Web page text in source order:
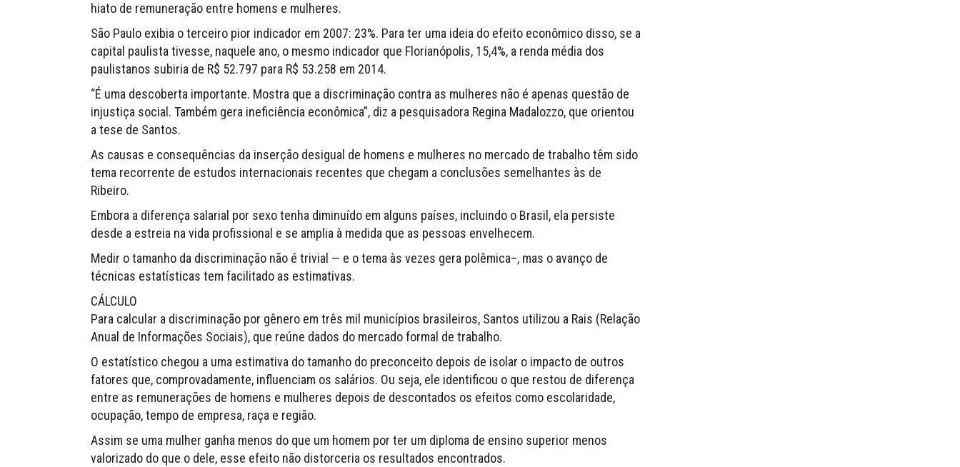
hiato de remuneração entre homens e mulheres.
São Paulo exibia o terceiro pior indicador em 2007: 23%. Para ter uma ideia do efeito econômico disso, se a
capital paulista tivesse, naquele ano, o mesmo indicador que Florianópolis, 15,4%, a renda média dos
paulistanos subiria de R$ 52.797 para R$ 53.258 em 2014.
“É uma descoberta importante. Mostra que a discriminação contra as mulheres não é apenas questão de
injustiça social. Também gera ineficiência econômica”, diz a pesquisadora Regina Madalozzo, que orientou
a tese de Santos.
As causas e consequências da inserção desigual de homens e mulheres no mercado de trabalho têm sido
tema recorrente de estudos internacionais recentes que chegam a conclusões semelhantes às de
Ribeiro.
Embora a diferença salarial por sexo tenha diminuído em alguns países, incluindo o Brasil, ela persiste
desde a estreia na vida profissional e se amplia à medida que as pessoas envelhecem.
Medir o tamanho da discriminação não é trivial — e o tema às vezes gera polêmica–, mas o avanço de
técnicas estatísticas tem facilitado as estimativas.
CÁLCULO
Para calcular a discriminação por gênero em três mil municípios brasileiros, Santos utilizou a Rais (Relação
Anual de Informações Sociais), que reúne dados do mercado formal de trabalho.
O estatístico chegou a uma estimativa do tamanho do preconceito depois de isolar o impacto de outros
fatores que, comprovadamente, influenciam os salários. Ou seja, ele identificou o que restou de diferença
entre as remunerações de homens e mulheres depois de descontados os efeitos como escolaridade,
ocupação, tempo de empresa, raça e região.
Assim se uma mulher ganha menos do que um homem por ter um diploma de ensino superior menos
valorizado do que o dele, esse efeito não distorceria os resultados encontrados.